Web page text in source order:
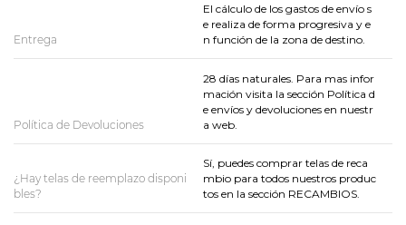
Entrega
El cálculo de los gastos de envío s
e realiza de forma progresiva y e
n función de la zona de destino.
Política de Devoluciones
28 días naturales. Para mas infor
mación visita la sección Política d
e envíos y devoluciones en nuestr
a web.
¿Hay telas de reemplazo disponi
bles?
Sí, puedes comprar telas de reca
mbio para todos nuestros produc
tos en la sección RECAMBIOS.